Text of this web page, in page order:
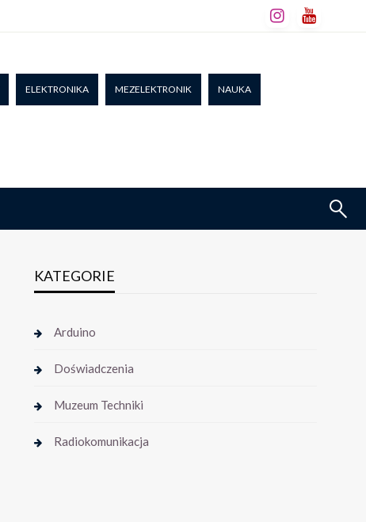
ELEKTRONIKA MEZELEKTRONIK NAUKA
KATEGORIE
Arduino
Doświadczenia
Muzeum Techniki
Radiokomunikacja